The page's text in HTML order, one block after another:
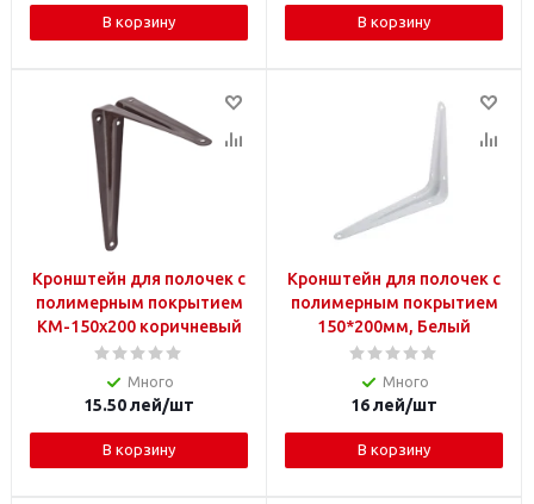
В корзину В корзину
Кронштейн для полочек с
полимерным покрытием
KM-150x200 коричневый
Много
15.50лей/шт
В корзину
Кронштейн для полочек с
полимерным покрытием
150*200мм, Белый
Много
16лей/шт
В корзину